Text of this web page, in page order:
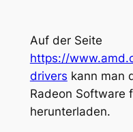
Auf der Seite
https://
drivers kann man
Radeon Software
herunterladen.